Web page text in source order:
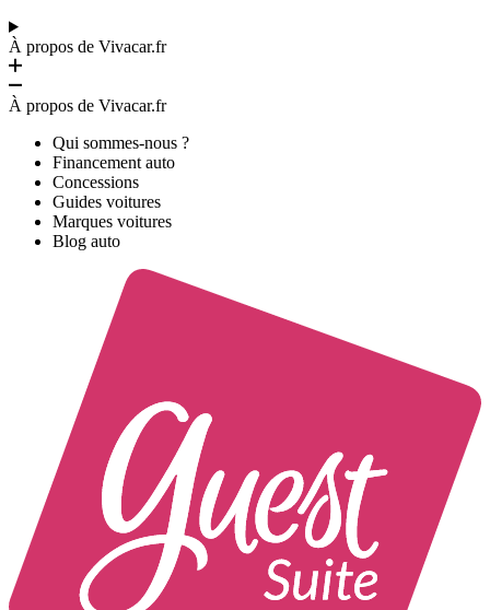
À propos de Vivacar.fr
À propos de Vivacar.fr
Qui sommes-nous ?
Financement auto
Concessions
Guides voitures
Marques voitures
Blog auto